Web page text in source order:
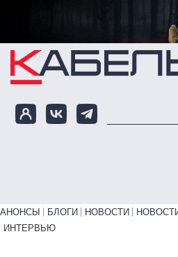
Перейти к основному
Primary links bottom
АНОНСЫ БЛОГИ НОВОСТИ
ИНТЕРВЬЮ